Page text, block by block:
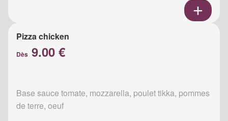
Pizza chicken
Dès 9.00 €
Base sauce tomate, mozzarella, poulet tikka, pommes
de terre, oeuf